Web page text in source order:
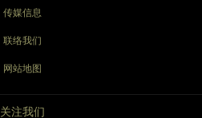
传媒信息
联络我们
网站地图
关注我们